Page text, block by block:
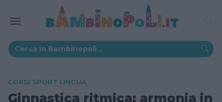
CORSI SPORT LINGUA
Ginnastica ritmica: armonia in